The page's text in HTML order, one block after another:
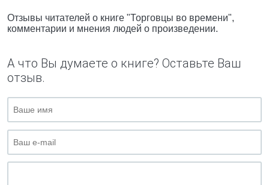
Отзывы читателей о книге "Торговцы во времени",
комментарии и мнения людей о произведении.
А что Вы думаете о книге? Оставьте Ваш
отзыв.